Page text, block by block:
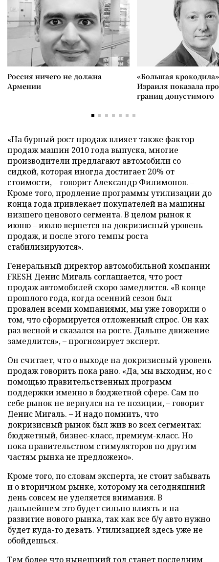
Россия ничего не должна
Армении
«Большая
Израиля показала
границ допустимого
«На бурный рост продаж влияет также фактор
продаж машин 2010 года выпуска, многие
производители предлагают автомобили со
сидкой, которая иногда достигает 20% от
стоимости, – говорит Александр Филимонов. –
Кроме того, продление программы утилизации до
конца года привлекает покупателей на машины
низшего ценового сегмента. В целом рынок к
июню – июлю вернется на докризисный уровень
продаж, и после этого темпы роста
стабилизируются».
Генеральный директор автомобильной компании
FRESH Денис Мигаль соглашается, что рост
продаж автомобилей скоро замедлится. «В конце
прошлого года, когда осенний сезон был
провален всеми компаниями, мы уже говорили о
том, что сформируется отложенный спрос. Он как
раз весной и сказался на росте. Дальше движение
замедлится», – прогнозирует эксперт.
Он считает, что о выходе на докризисный уровень
продаж говорить пока рано. «Да, мы выходим, но с
помощью правительственных программ
поддержки именно в бюджетной сфере. Сам по
себе рынок не вернулся на те позиции, – говорит
Денис Мигаль. – И надо помнить, что
докризисный рынок был жив во всех сегментах:
бюджетный, бизнес-класс, премиум-класс. Но
пока правительством стимуляторов по другим
частям рынка не предложено».
Кроме того, по словам эксперта, не стоит забывать
и о вторичном рынке, которому на сегодняшний
день совсем не уделяется внимания. В
дальнейшем это будет сильно влиять и на
развитие нового рынка, так как все б/у авто нужно
будет куда-то девать. Утилизацией здесь уже не
обойдешься.
Тем более что нынешний год станет последним